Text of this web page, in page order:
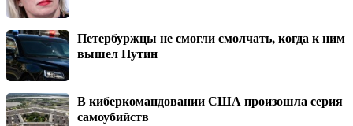
Петербуржцы не смогли смолчать, когда к ним
вышел Путин
В киберкомандовании США произошла серия
самоубийств